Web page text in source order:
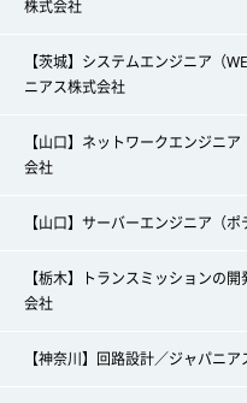
株式会社
【茨城】システムエンジニア（
ニアス株式会社
【山口】ネットワークエンジニ
会社
【山口】サーバーエンジニア（
【栃木】トランスミッションの
会社
【神奈川】回路設計／ジャパニ